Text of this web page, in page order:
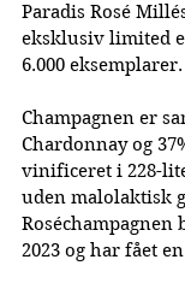
Paradis Rosé
eksklusiv limited
6.000 eksemplarer.
Champagnen er
Chardonnay og
vinificeret i 228-
uden malolaktisk
Roséchampagnen
2023 og har fået